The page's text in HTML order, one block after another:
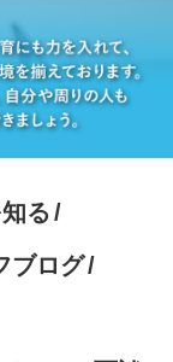
る
ブログ